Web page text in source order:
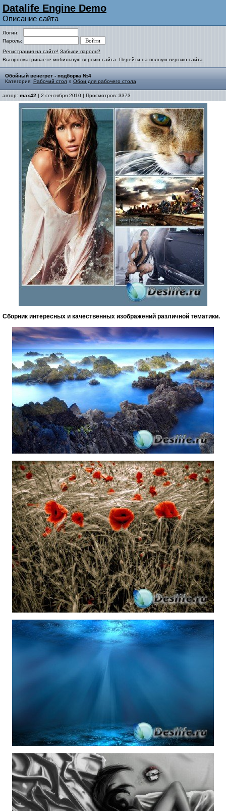
Datalife Engine Demo
Описание сайта
Логин:
Пароль:
Регистрация на сайте! Забыли пароль?
Вы просматриваете мобильную версию сайта. Перейти на полную версию сайта.
Обойный венегрет - подборка №4
Категория: Рабочий стол » Обои для рабочего стола
автор: max42 | 2 сентября 2010 | Просмотров: 3373
Сборник интересных и качественных изображений различной тематики.